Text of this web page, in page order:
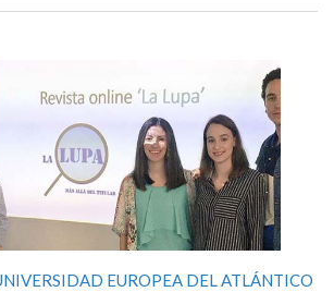
EUROPEA DEL ATLÁNTICO